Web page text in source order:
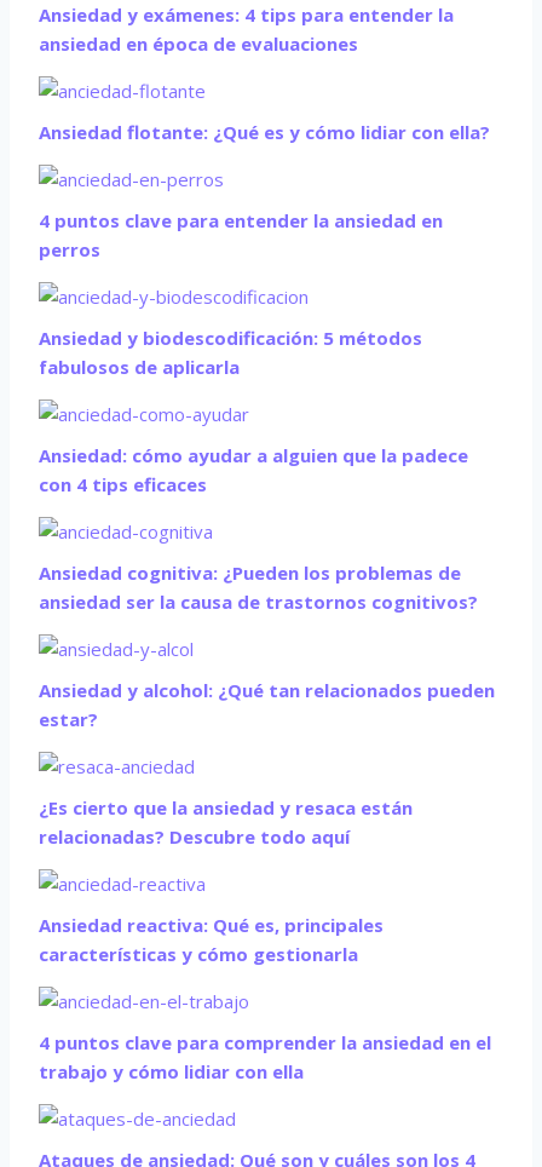
Ansiedad y exámenes: 4 tips para entender la
ansiedad en época de evaluaciones
Ansiedad flotante: ¿Qué es y cómo lidiar con ella?
4 puntos clave para entender la ansiedad en
perros
Ansiedad y biodescodificación: 5 métodos
fabulosos de aplicarla
Ansiedad: cómo ayudar a alguien que la padece
con 4 tips eficaces
Ansiedad cognitiva: ¿Pueden los problemas de
ansiedad ser la causa de trastornos cognitivos?
Ansiedad y alcohol: ¿Qué tan relacionados pueden
estar?
¿Es cierto que la ansiedad y resaca están
relacionadas? Descubre todo aquí
Ansiedad reactiva: Qué es, principales
características y cómo gestionarla
4 puntos clave para comprender la ansiedad en el
trabajo y cómo lidiar con ella
Ataques de ansiedad: Qué son y cuáles son los 4